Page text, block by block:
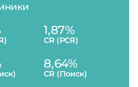
1,87%
CR (РСЯ)
8,64%
CR (Поиск)